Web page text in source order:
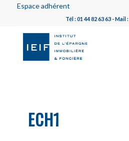
Espace adhérent
Tél : 01 44 82 63 63 -
ECH1